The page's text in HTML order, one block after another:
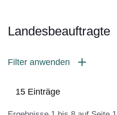
Landesbeauftragte
Filter anwenden
15 Einträge